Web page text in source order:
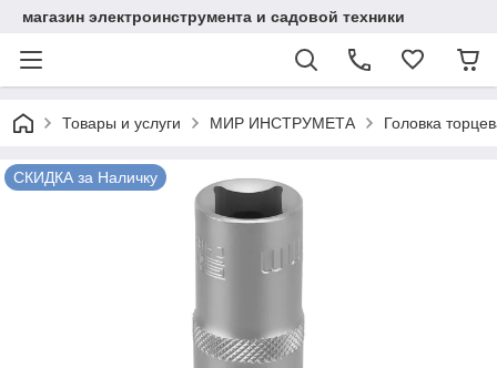
магазин электроинструмента и садовой техники
Товары и услуги МИР ИНСТРУМЕТА Головка
СКИДКА за Наличку